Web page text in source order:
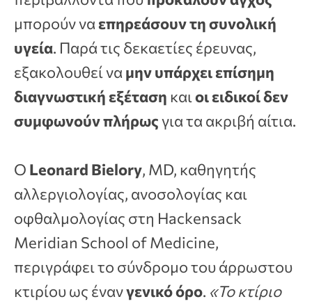
μπορούν να επηρεάσουν τη συνολική
υγεία. Παρά τις δεκαετίες έρευνας,
εξακολουθεί να μην υπάρχει επίσημη
διαγνωστική εξέταση καιοι ειδικοί δεν
συμφωνούν πλήρωςγια τα ακριβή αίτια.
Ο Leonard Bielory, MD, καθηγητής
αλλεργιολογίας, ανοσολογίας και
οφθαλμολογίας στη Hackensack
Meridian School of Medicine,
περιγράφει το σύνδρομο του άρρωστου
κτιρίου ως ένανγενικό όρο. «Το κτίριο